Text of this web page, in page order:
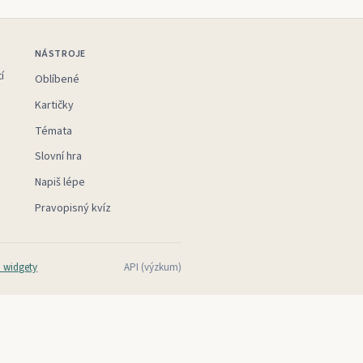
NÁSTROJE
Oblíbené
Kartičky
Témata
Slovní hra
Napiš lépe
Pravopisný kvíz
widgety API (výzkum)